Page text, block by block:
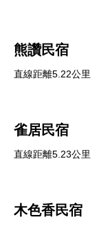
熊讚民宿
直線距離5.22公里
雀居民宿
直線距離5.23公里
木色香民宿